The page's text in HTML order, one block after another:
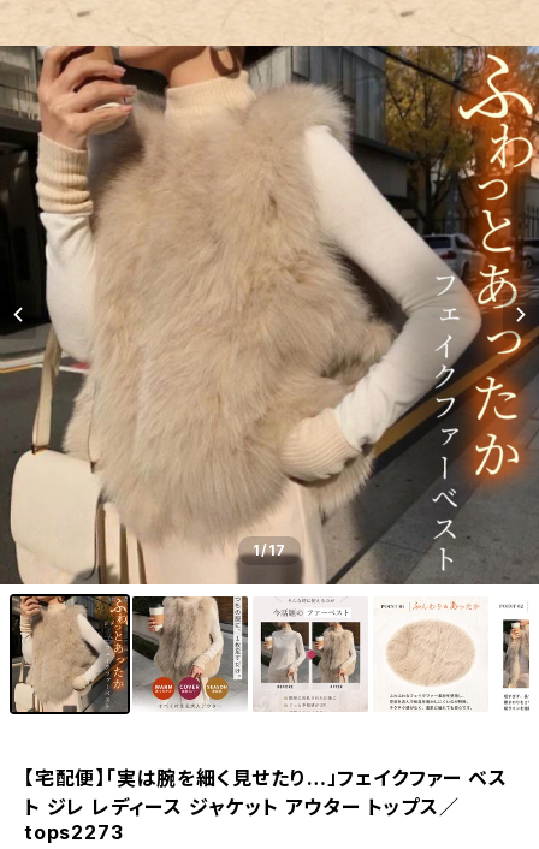
1/17
【宅配便】「実は腕を細く見せたり…」フェイクファー ベス
ト ジレ レディース ジャケット アウター トップス／
tops2273